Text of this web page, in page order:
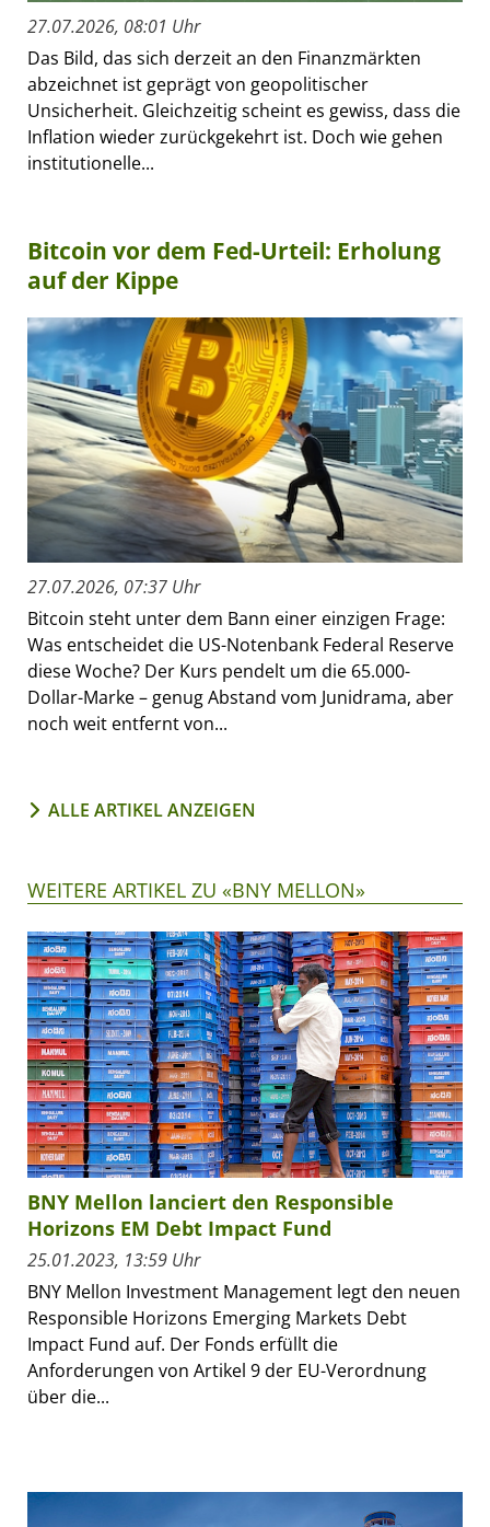
27.07.2026, 08:01 Uhr
Das Bild, das sich derzeit an den Finanzmärkten
abzeichnet ist geprägt von geopolitischer
Unsicherheit. Gleichzeitig scheint es gewiss, dass die
Inflation wieder zurückgekehrt ist. Doch wie gehen
institutionelle...
Bitcoin vor dem Fed-Urteil: Erholung
auf der Kippe
27.07.2026, 07:37 Uhr
Bitcoin steht unter dem Bann einer einzigen Frage:
Was entscheidet die US-Notenbank Federal Reserve
diese Woche? Der Kurs pendelt um die 65.000-
Dollar-Marke – genug Abstand vom Junidrama, aber
noch weit entfernt von...
ALLE ARTIKEL ANZEIGEN
WEITERE ARTIKEL ZU «BNY MELLON»
BNY Mellon lanciert den Responsible
Horizons EM Debt Impact Fund
25.01.2023, 13:59 Uhr
BNY Mellon Investment Management legt den neuen
Responsible Horizons Emerging Markets Debt
Impact Fund auf. Der Fonds erfüllt die
Anforderungen von Artikel 9 der EU-Verordnung
über die...